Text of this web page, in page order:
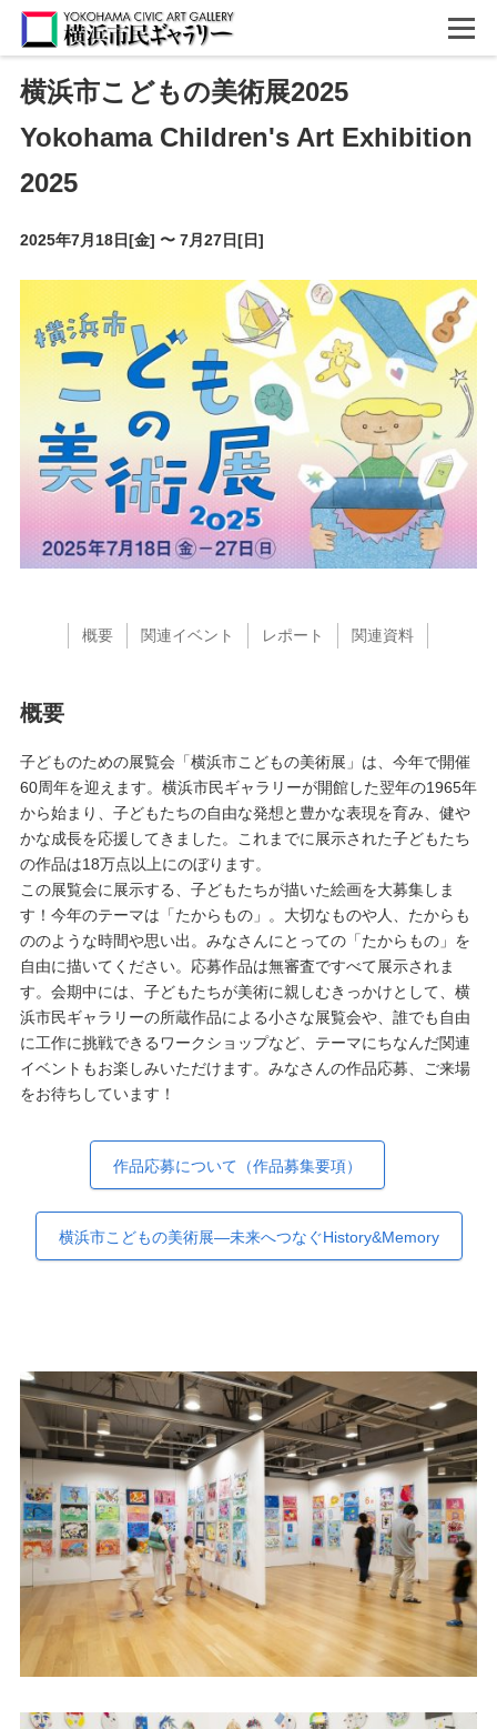
横浜市こどもの美術展2025
Yokohama Children's Art Exhibition
2025
2025年7月18日[金] 〜 7月27日[日]
概要 関連イベント レポート 関連資料
概要
子どものための展覧会「横浜市こどもの美術展」は、今年で開催
60周年を迎えます。横浜市民ギャラリーが開館した翌年の1965年
から始まり、子どもたちの自由な発想と豊かな表現を育み、健や
かな成長を応援してきました。これまでに展示された子どもたち
の作品は18万点以上にのぼります。
この展覧会に展示する、子どもたちが描いた絵画を大募集しま
す！今年のテーマは「たからもの」。大切なものや人、たからも
ののような時間や思い出。みなさんにとっての「たからもの」を
自由に描いてください。応募作品は無審査ですべて展示されま
す。会期中には、子どもたちが美術に親しむきっかけとして、横
浜市民ギャラリーの所蔵作品による小さな展覧会や、誰でも自由
に工作に挑戦できるワークショップなど、テーマにちなんだ関連
イベントもお楽しみいただけます。みなさんの作品応募、ご来場
をお待ちしています！
作品応募について（作品募集要項）
横浜市こどもの美術展―未来へつなぐHistory&Memory